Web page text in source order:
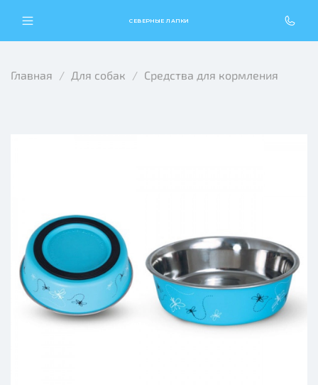
СЕВЕРНЫЕ ЛАПКИ
Главная Для собак Средства для кормления